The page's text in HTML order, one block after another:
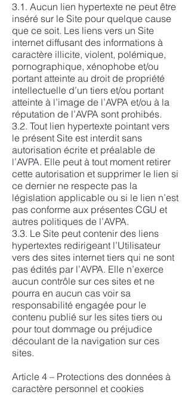
3.1. Aucun lien hypertexte ne peut être
inséré sur le Site pour quelque cause
que ce soit. Les liens vers un Site
internet diffusant des informations à
caractère illicite, violent, polémique,
pornographique, xénophobe et/ou
portant atteinte au droit de propriété
intellectuelle d’un tiers et/ou portant
atteinte à l’image de l’AVPA et/ou à la
réputation de l’AVPA sont prohibés.
3.2. Tout lien hypertexte pointant vers
le présent Site est interdit sans
autorisation écrite et préalable de
l’AVPA. Elle peut à tout moment retirer
cette autorisation et supprimer le lien si
ce dernier ne respecte pas la
législation applicable ou si le lien n’est
pas conforme aux présentes CGU et
autres politiques de l’AVPA.
3.3. Le Site peut contenir des liens
hypertextes redirigeant l’Utilisateur
vers des sites internet tiers qui ne sont
pas édités par l’AVPA. Elle n’exerce
aucun contrôle sur ces sites et ne
pourra en aucun cas voir sa
responsabilité engagée pour le
contenu publié sur les sites tiers ou
pour tout dommage ou préjudice
découlant de la navigation sur ces
sites.
Article 4 – Protections des données à
caractère personnel et cookies